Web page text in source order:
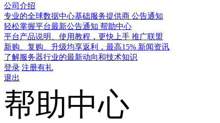
公司介绍
专业的全球数据中心基础服务提供商 公告通知
轻松掌握平台最新公告通知 帮助中心
平台产品说明、使用教程，更快上手 推广联盟
新购、复购、升级均享返利，最高15% 新闻资讯
了解服务器行业的最新动向和技术知识
登录 注册有礼
退出
帮助中心